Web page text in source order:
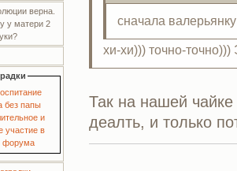
верна.
у матери 2
сначала
хи-хи))) точно-
Так на нашей
деалть, и только